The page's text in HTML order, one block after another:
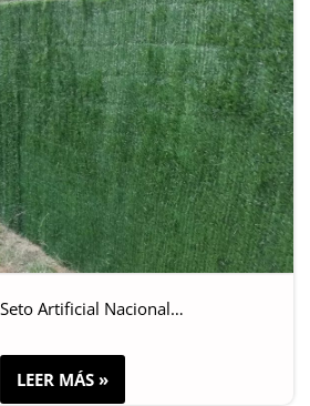
Artificial Nacional…
LEER MÁS »